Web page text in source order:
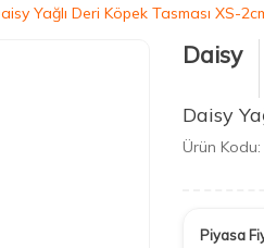
Yağlı Deri Köpek Tasması XS-
Daisy
Daisy
Ürün Kodu:
Piyasa